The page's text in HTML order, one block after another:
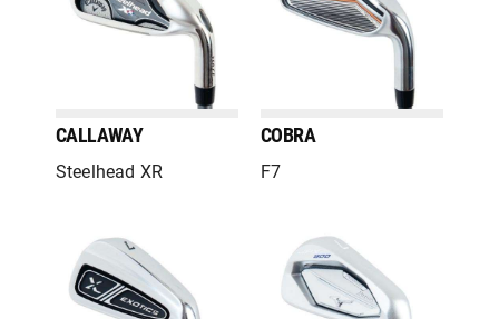
CALLAWAY
Steelhead XR
COBRA
F7